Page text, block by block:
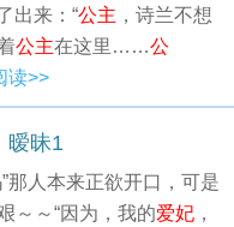
出来：“公主 ，诗兰不想
公主在这里……公
读>>
暧昧1
那人本来正欲开口，可是
～～“因为，我的爱妃 ，